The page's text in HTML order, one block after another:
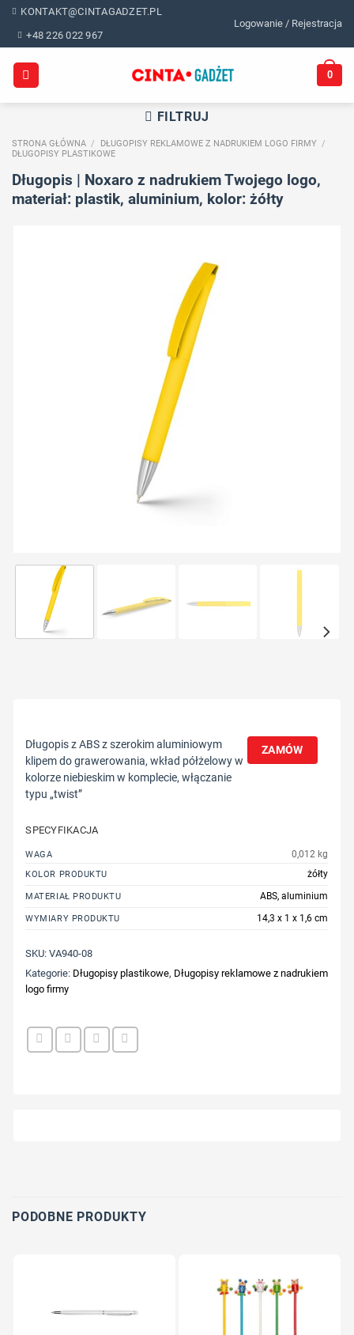
Skip
content
KONTAKT@CINTAGADZET.PL
+48 226 022 967
Logowanie / Rejestracja
0
FILTRUJ
STRONA GŁÓWNA / DŁUGOPISY REKLAMOWE Z NADRUKIEM LOGO FIRMY /
DŁUGOPISY PLASTIKOWE
Długopis | Noxaro z nadrukiem Twojego logo,
materiał: plastik, aluminium, kolor: żółty
ZAMÓW
Długopis z ABS z szerokim aluminiowym
klipem do grawerowania, wkład półżelowy w
kolorze niebieskim w komplecie, włączanie
typu „twist”
SPECYFIKACJA
WAGA 0,012 kg
KOLOR PRODUKTU żółty
MATERIAŁ PRODUKTU ABS, aluminium
WYMIARY PRODUKTU 14,3 x 1 x 1,6 cm
SKU:VA940-08
Kategorie: Długopisy plastikowe, Długopisy reklamowe z nadrukiem
logo firmy
PODOBNE PRODUKTY